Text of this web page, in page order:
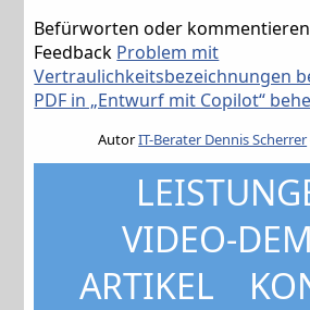
Befürworten oder kommentieren
Feedback Problem mit
Vertraulichkeitsbezeichnungen
PDF in „Entwurf mit Copilot“
AutorIT-Berater Dennis Scherrer
VIDEO-
ARTIKEL